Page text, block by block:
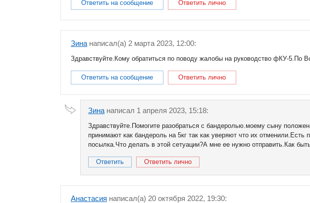
Ответить на сообщение Ответить лично
Зина написал(a) 2 марта 2023, 12:00:
Здравствуйте.Кому обратиться по поводу жалобы на руководство фКУ-5.По
Ответить на сообщение Ответить лично
Зина написал 1 апреля 2023, 15:18:
Здравствуйте.Помогите разобраться с бандеролью.моему сыну
принимают как бандероль на 5кг так как уверяют что их отменили.Есть
посылка.Что делать в этой сетуации?А мне ее нужно отправить.Как
Ответить Ответить лично
Анастасия написал(a) 20 октября 2022, 19:30: